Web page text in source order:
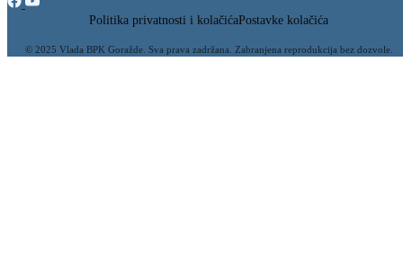
Politika privatnosti i kolačićaPostavke kolačića
© 2025 Vlada BPK Goražde. Sva prava zadržana. Zabranjena reprodukcija bez dozvole.